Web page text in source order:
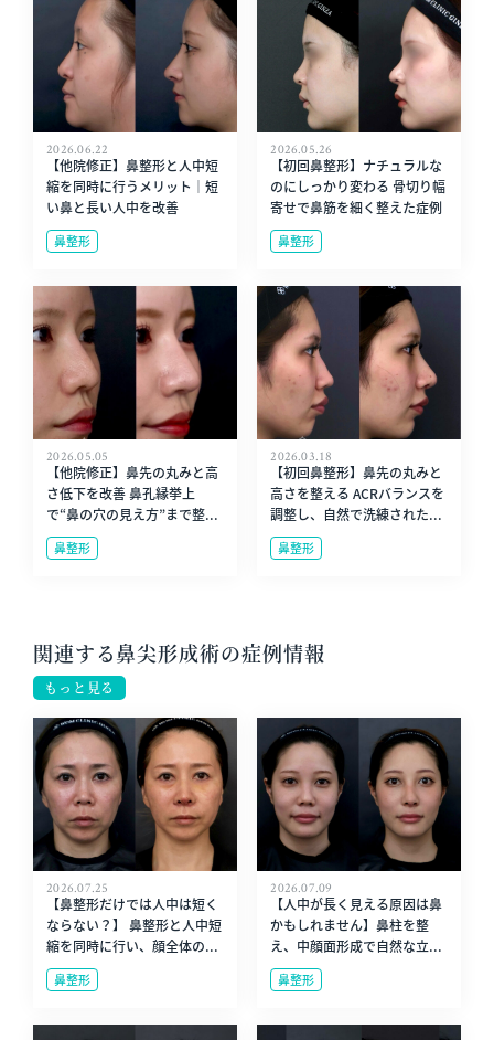
2026.06.22
【他院修正】鼻整形と人中短
縮を同時に行うメリット｜短
い鼻と長い人中を改善
鼻整形
2026.05.26
【初回鼻整形】ナチュラルな
のにしっかり変わる 骨切り幅
寄せで鼻筋を細く整えた症例
鼻整形
2026.05.05
【他院修正】鼻先の丸みと高
さ低下を改善 鼻孔縁挙上
で“鼻の穴の見え方”まで整...
鼻整形
2026.03.18
【初回鼻整形】鼻先の丸みと
高さを整える ACRバランスを
調整し、自然で洗練された...
鼻整形
関連する鼻尖形成術の症例情報
もっと見る
2026.07.25
【鼻整形だけでは人中は短く
ならない？】 鼻整形と人中短
縮を同時に行い、顔全体の...
鼻整形
2026.07.09
【人中が長く見える原因は鼻
かもしれません】鼻柱を整
え、中顔面形成で自然な立...
鼻整形